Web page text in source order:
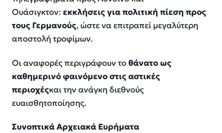
Ουάσιγκτον: εκκλήσεις για πολιτική πίεση προς
τους Γερμανούς, ώστε να επιτραπεί μεγαλύτερη
αποστολή τροφίμων.
Οι αναφορές περιγράφουν τοθάνατο ως
καθημερινό φαινόμενο στις αστικές
περιοχέςκαι την ανάγκη διεθνούς
ευαισθητοποίησης.
Συνοπτικά Αρχειακά Ευρήματα